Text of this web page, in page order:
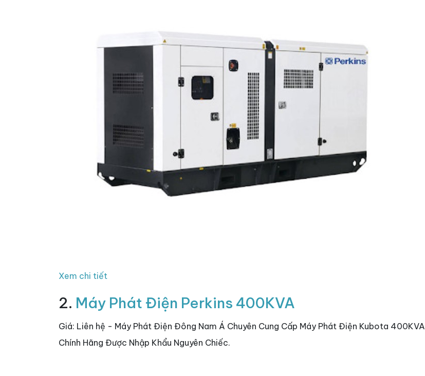
Xem chi tiết
2. Máy Phát Điện Perkins 400KVA
Giá: Liên hệ - Máy Phát Điện Đông Nam Á Chuyên Cung Cấp Máy Phát Điện Kubota 400KVA
Chính Hãng Được Nhập Khẩu Nguyên Chiếc.